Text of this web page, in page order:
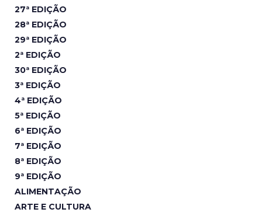
27ª EDIÇÃO
28ª EDIÇÃO
29ª EDIÇÃO
2ª EDIÇÃO
30ª EDIÇÃO
3ª EDIÇÃO
4ª EDIÇÃO
5ª EDIÇÃO
6ª EDIÇÃO
7ª EDIÇÃO
8ª EDIÇÃO
9ª EDIÇÃO
ALIMENTAÇÃO
ARTE E CULTURA